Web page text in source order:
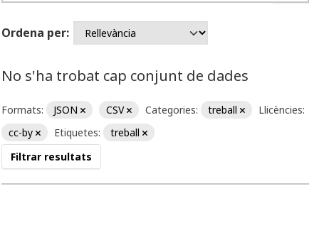
Ordena per
No s'ha trobat cap conjunt de dades
Formats: JSON CSV Categories: treball
Llicències:
cc-by
Etiquetes:
treball
Filtrar resultats